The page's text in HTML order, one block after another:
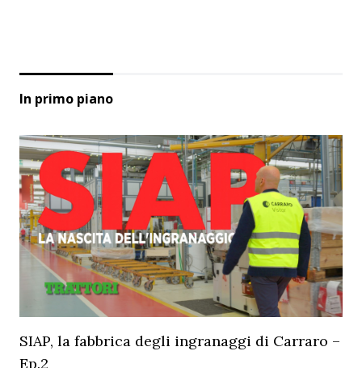
In primo piano
SIAP, la fabbrica degli ingranaggi di Carraro –
Ep.2